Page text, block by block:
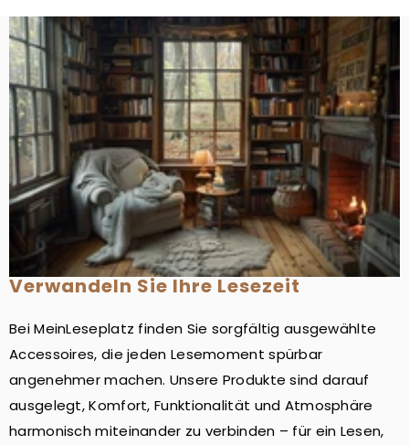
Verwandeln Sie Ihre Lesezeit
Bei MeinLeseplatz finden Sie sorgfältig ausgewählte
Accessoires, die jeden Lesemoment spürbar
angenehmer machen. Unsere Produkte sind darauf
ausgelegt, Komfort, Funktionalität und Atmosphäre
harmonisch miteinander zu verbinden – für ein Lesen,